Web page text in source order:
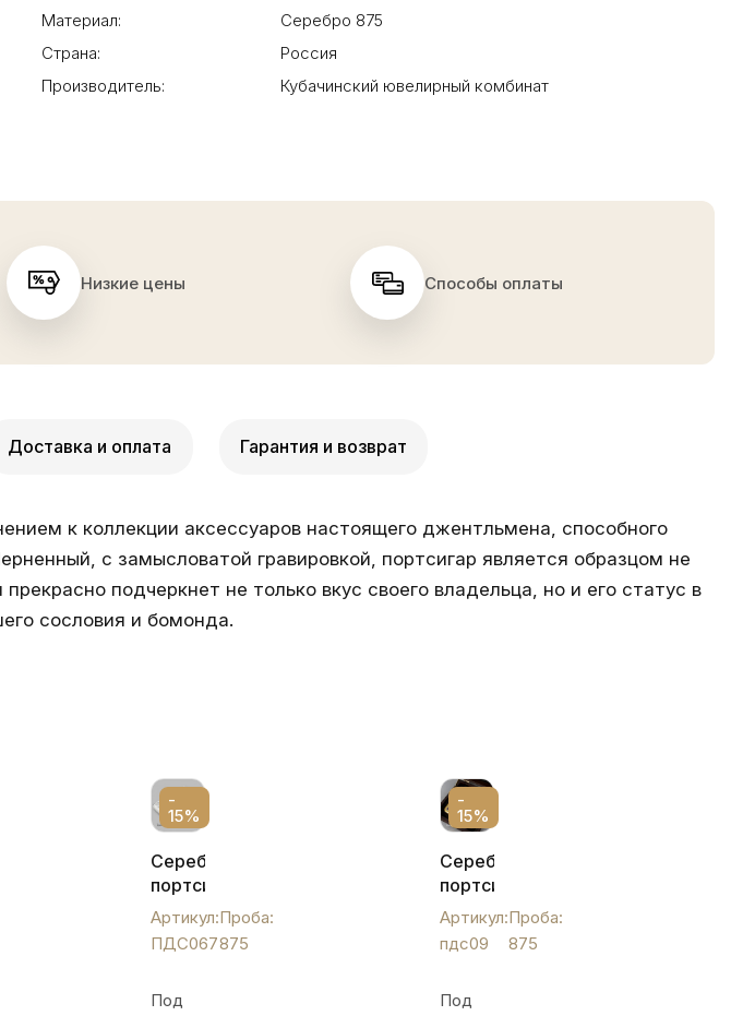
Материал:
Серебро 875
Страна:
Россия
Производитель:
Кубачинский ювелирный комбинат
Низкие цены Способы оплаты
Доставка и оплата Гарантия и возврат
к коллекции аксессуаров настоящего джентльмена, способного
с замысловатой гравировкой, портсигар является образцом не
подчеркнет не только вкус своего владельца, но и его статус в
сословия и бомонда.
-
15%
Серебряный
портсигар
"Россия",
ПДС067
Артикул:
ПДС067
Проба:
875
Под
-
15%
Серебряный
портсигар
с
зажигалкой,
пдс09
Артикул:
пдс09
Проба:
875
Под